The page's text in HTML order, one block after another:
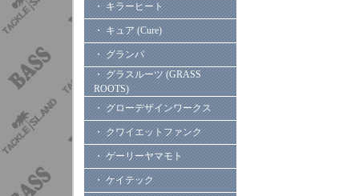
・ キラーヒート
・ キュア (Cure)
・ グランパ
・ グラスルーツ (GRASS
ROOTS)
・ グローデザインワークス
・ クワイエットファンク
・ ゲーリーヤマモト
・ ケイテック